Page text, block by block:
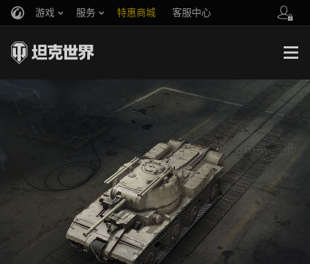
游戏 服务 特惠商城 客服中心
你好，吾久
万圣节
《以战止战》
官方自媒体